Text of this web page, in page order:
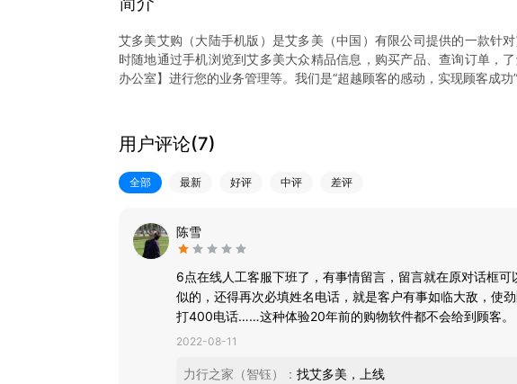
艾多美艾购（大陆手机版）是艾多美（中国）有限公司提供的一款针
时随地通过手机浏览到艾多美大众精品信息，购买产品、查询订单，
办公室】进行您的业务管理等。我们是“超越顾客的感动，实现顾客成功”
2）商城频道页：直播、我推荐、领福利、积分商城、品牌故事等频
解、福利商品抢先购买、公司品牌直观了解。
3）我的：统一管理您的个人信息、各类状态订单、优惠券、系统客服
4）快捷应用：跳转至艾多美所有平台页面包括：艾多美企业站、艾多美
用户评论(7)
全部 最新 好评 中评 差评
陈雪
6点在线人工客服下班了，有事情留言，留言就在原对话框
似的，还得再次必填姓名电话，就是客户有事如临大敌，使
打400电话……这种体验20年前的购物软件都不会给到顾客。
APP升级竟然是重新到应用商店下载一个全新的，而不是在
到历史订单。
2022-08-11
力行之家（智钰） ： 找艾多美，上线